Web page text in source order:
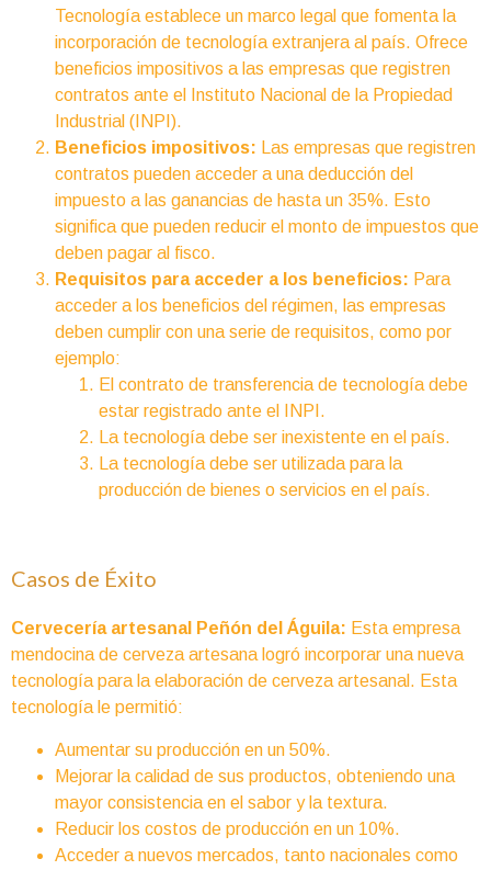
Tecnología establece un marco legal que fomenta la
incorporación de tecnología extranjera al país. Ofrece
beneficios impositivos a las empresas que registren
contratos ante el Instituto Nacional de la Propiedad
Industrial (INPI).
Beneficios impositivos: Las empresas que registren
contratos pueden acceder a una deducción del
impuesto a las ganancias de hasta un 35%. Esto
significa que pueden reducir el monto de impuestos que
deben pagar al fisco.
Requisitos para acceder a los beneficios: Para
acceder a los beneficios del régimen, las empresas
deben cumplir con una serie de requisitos, como por
ejemplo:
El contrato de transferencia de tecnología debe
estar registrado ante el INPI.
La tecnología debe ser inexistente en el país.
La tecnología debe ser utilizada para la
producción de bienes o servicios en el país.
Casos de Éxito
Cervecería artesanal Peñón del Águila: Esta empresa
mendocina de cerveza artesana logró incorporar una nueva
tecnología para la elaboración de cerveza artesanal. Esta
tecnología le permitió:
Aumentar su producción en un 50%.
Mejorar la calidad de sus productos, obteniendo una
mayor consistencia en el sabor y la textura.
Reducir los costos de producción en un 10%.
Acceder a nuevos mercados, tanto nacionales como